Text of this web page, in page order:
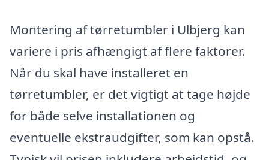
Montering af tørretumbler i Ulbjerg kan
variere i pris afhængigt af flere faktorer.
Når du skal have installeret en
tørretumbler, er det vigtigt at tage højde
for både selve installationen og
eventuelle ekstraudgifter, som kan opstå.